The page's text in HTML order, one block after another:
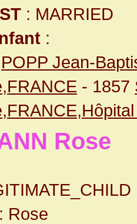
: MARRIED
:
POPP Jean-
- 1857
Rose
: Rose